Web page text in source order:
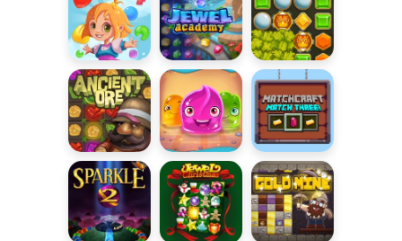
Village
Candy Rain 4
Jewel
Academy
Skarb
czarownika
Starożytna
ruda
Galaretkowa
kraina 2
Minecraftowe
3 w linii